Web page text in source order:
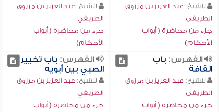
للشيخ: عبد العزيز بن مرزوق
الطريفي
جزء من محاضرة ( أبواب
الأحكام)
للشيخ: عبد العزيز بن مرزوق
الطريفي
جزء من محاضرة ( أبواب
الأحكام)
الفهرس: باب
القافة
للشيخ: عبد العزيز بن مرزوق
الطريفي
جزء من محاضرة ( أبواب
الفهرس: باب تخيير
الصبي بين أبويه
للشيخ: عبد العزيز بن مرزوق
الطريفي
جزء من محاضرة ( أبواب